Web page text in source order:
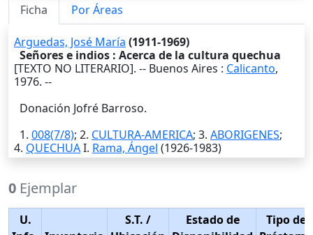
Ficha Por Áreas
Arguedas, José María (1911-1969)
Señores e indios : Acerca de la cultura quechua
[TEXTO NO LITERARIO]. -- Buenos Aires : Calicanto,
1976. --
Donación Jofré Barroso.
1. 008(7/8); 2. CULTURA-AMERICA; 3. ABORIGENES;
4. QUECHUAI. Rama, Ángel (1926-1983)
0 Ejemplar
U.
S.T. /
Estado de
Tipo de